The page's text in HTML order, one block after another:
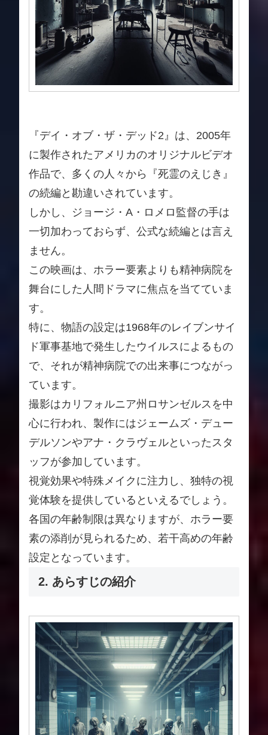
『デイ・オブ・ザ・デッド2』は、2005年
に製作されたアメリカのオリジナルビデオ
作品で、多くの人々から『死霊のえじき』
の続編と勘違いされています。
しかし、ジョージ・A・ロメロ監督の手は
一切加わっておらず、公式な続編とは言え
ません。
この映画は、ホラー要素よりも精神病院を
舞台にした人間ドラマに焦点を当てていま
す。
特に、物語の設定は1968年のレイブンサイ
ド軍事基地で発生したウイルスによるもの
で、それが精神病院での出来事につながっ
ています。
撮影はカリフォルニア州ロサンゼルスを中
心に行われ、製作にはジェームズ・デュー
デルソンやアナ・クラヴェルといったスタ
ッフが参加しています。
視覚効果や特殊メイクに注力し、独特の視
覚体験を提供しているといえるでしょう。
各国の年齢制限は異なりますが、ホラー要
素の添削が見られるため、若干高めの年齢
設定となっています。
2. あらすじの紹介